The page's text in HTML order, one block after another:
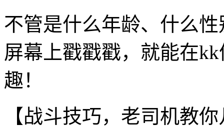
不管是什么年龄、什么
屏幕上戳戳戳，就能在
趣！
【战斗技巧，老司机教